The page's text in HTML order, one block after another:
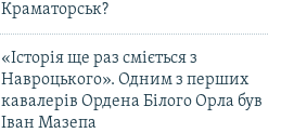
Краматорськ?
«Історія ще раз сміється з
Навроцького». Одним з перших
кавалерів Ордена Білого Орла був
Іван Мазепа